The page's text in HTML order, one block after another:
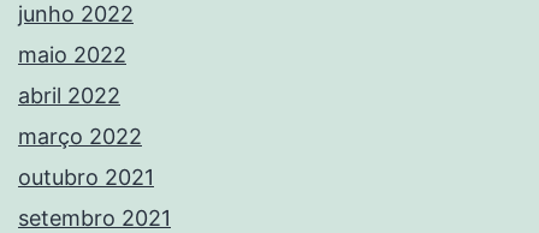
junho 2022
maio 2022
abril 2022
março 2022
outubro 2021
setembro 2021